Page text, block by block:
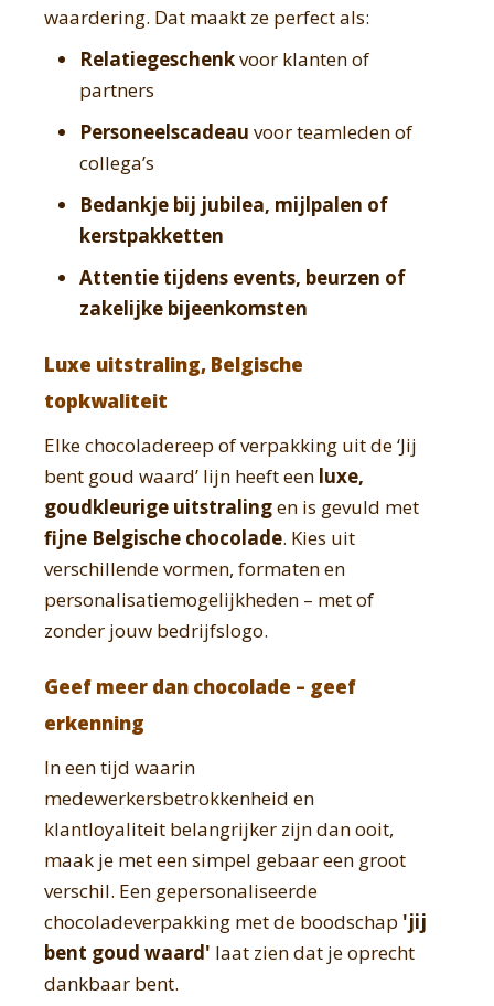
waardering. Dat maakt ze perfect als:
Relatiegeschenkvoor klanten of
partners
Personeelscadeau voor teamleden of
collega’s
Bedankje bij jubilea, mijlpalen of
kerstpakketten
Attentie tijdens events, beurzen of
zakelijke bijeenkomsten
Luxe uitstraling, Belgische
topkwaliteit
Elke chocoladereep of verpakking uit de ‘Jij
bent goud waard’ lijn heeft een luxe,
goudkleurige uitstralingen is gevuld met
fijne Belgische chocolade. Kies uit
verschillende vormen, formaten en
personalisatiemogelijkheden – met of
zonder jouw bedrijfslogo.
Geef meer dan chocolade – geef
erkenning
In een tijd waarin
medewerkersbetrokkenheid en
klantloyaliteit belangrijker zijn dan ooit,
maak je met een simpel gebaar een groot
verschil. Een gepersonaliseerde
chocoladeverpakking met de boodschap 'jij
bent goud waard' laat zien dat je oprecht
dankbaar bent.